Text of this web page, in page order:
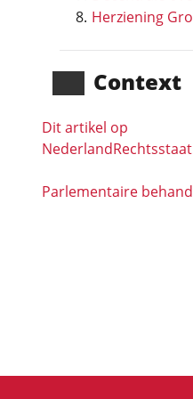
Herziening
Context
Dit artikel op
Parlementaire